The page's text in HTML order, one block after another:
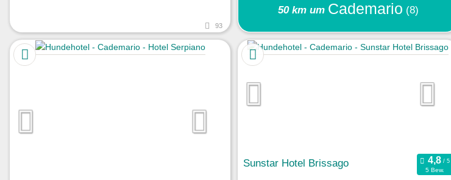
93
50 km um Cademario (8)
Sunstar Hotel Brissago
5 Bew.